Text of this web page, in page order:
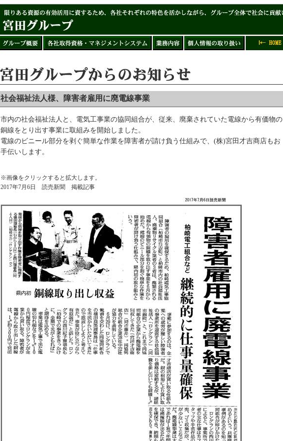
社会福祉法人様、障害者雇用に廃電線事業
市内の社会福祉法人と、電気工事業の協同組合が、従来、廃棄されていた電線から有価物の
銅線をとり出す事業に取組みを開始しました。
電線のビニール部分を剥ぐ簡単な作業を障害者が請け負う仕組みで、(株)宮田才吉商店もお
手伝いします。
※画像をクリックすると拡大します。
2017年7月6日 読売新聞 掲載記事